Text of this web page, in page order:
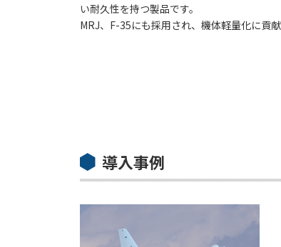
い耐久性を持つ製品です。
MRJ、F-35にも採用され、機体軽量化に貢献
導入事例